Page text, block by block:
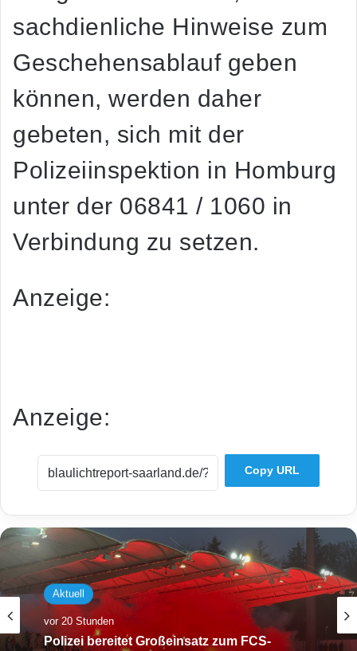
sachdienliche Hinweise zum
Geschehensablauf geben
können, werden daher
gebeten, sich mit der
Polizeiinspektion in Homburg
unter der 06841 / 1060 in
Verbindung zu setzen.
Anzeige:
Anzeige:
Copy URL
Aktuell
vor 20 Stunden
Polizei bereitet Großeinsatz zum FCS-